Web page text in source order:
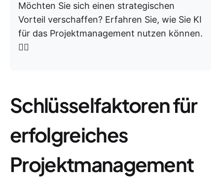
Möchten Sie sich einen strategischen
Vorteil verschaffen? Erfahren Sie, wie Sie KI
für das Projektmanagement nutzen können.
👇🏼
Schlüsselfaktoren für
erfolgreiches
Projektmanagement